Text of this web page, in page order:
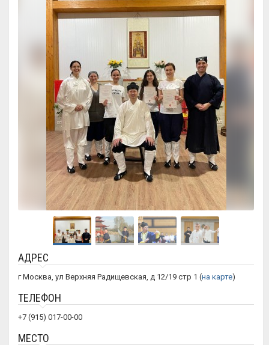
АДРЕС
г Москва, ул Верхняя Радищевская, д 12/19 стр 1 (на карте)
ТЕЛЕФОН
+7 (915) 017-00-00
МЕСТО